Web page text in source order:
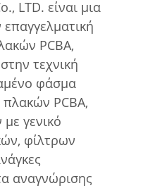
LTD. είναι μια
PCBA,
τεχνική
φάσμα
PCBA,
γενικό
φίλτρων
αναγνώρισης